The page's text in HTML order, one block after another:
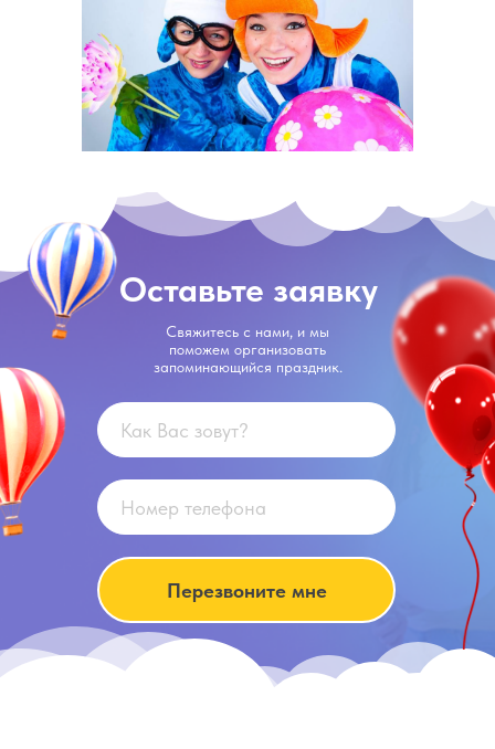
Оставьте заявку
Свяжитесь с нами, и мы
поможем организовать
запоминающийся праздник.
Перезвоните мне